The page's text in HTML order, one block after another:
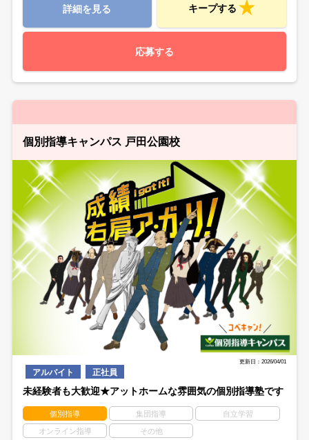
詳細を見る キープする
応募する
個別指導キャンパス 戸田公園校
更新日：2026/04/01
アルバイト 正社員
未経験者も大歓迎★アットホームな雰囲気の個別指導塾です
個別指導 集団指導 自立学習
オンライン指導 その他